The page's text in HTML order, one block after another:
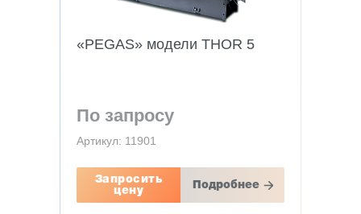
«PEGAS» модели THOR 5
По запросу
Артикул: 11901
Запросить
цену
Подробнее